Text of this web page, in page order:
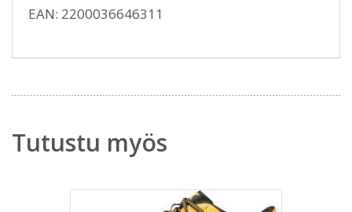
EAN: 2200036646311
Tutustu myös